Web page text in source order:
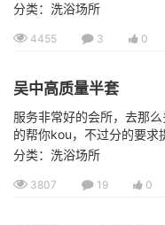
分类：洗浴场所
4455 3 0
吴中高质量半套
服务非常好的会所，去那
的帮你kou，不过分的要求
分类：洗浴场所
3807 19 0